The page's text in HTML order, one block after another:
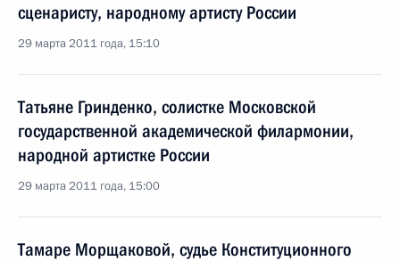
сценаристу, народному артисту России
29 марта 2011 года, 15:10
Татьяне Гринденко, солистке Московской
государственной академической филармонии,
народной артистке России
29 марта 2011 года, 15:00
Тамаре Морщаковой, судье Конституционного